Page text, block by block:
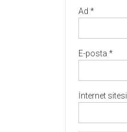
Ad *
E-posta *
İnternet sitesi